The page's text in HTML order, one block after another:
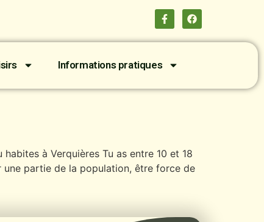
Informations pratiques
à Verquières Tu as entre 10 et 18
une partie de la population, être force de